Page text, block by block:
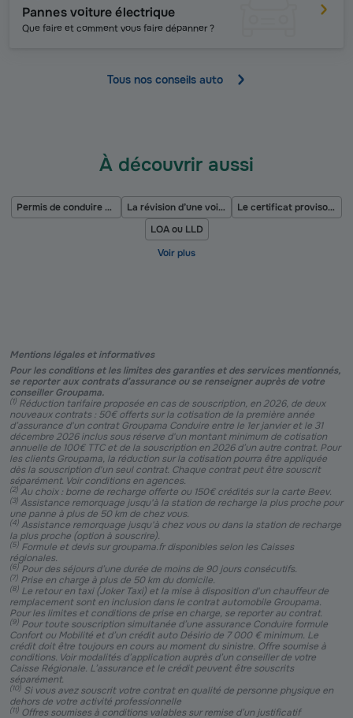
Pannes voiture électrique
Que faire et comment vous faire dépanner ?
Tous nos conseils auto
À découvrir aussi
Permis de conduire perdu La révision d’une voiture
Le certificat provisoire d'immatriculation
LOA ou LLD
Mentions légales et informatives
Pour les conditions et les limites des garanties et des services mentionnés,
se reporter aux contrats d’assurance ou se renseigner auprès de votre
conseiller Groupama.
(1) Réduction tarifaire proposée en cas de souscription, en 2026, de deux
nouveaux contrats : 50€ offerts sur la cotisation de la première année
d’assurance d'un contrat Groupama Conduire entre le 1er janvier et le 31
décembre 2026 inclus sous réserve d'un montant minimum de cotisation
annuelle de 100€ TTC et de la souscription en 2026 d’un autre contrat. Pour
les clients Groupama, la réduction sur la cotisation pourra être appliquée
dès la souscription d'un seul contrat. Chaque contrat peut être souscrit
séparément. Voir conditions en agences.
(2) Au choix : borne de recharge offerte ou 150€ crédités sur la carte Beev.
(3) Assistance remorquage jusqu'à la station de recharge la plus proche pour
une panne à plus de 50 km de chez vous.
(4) Assistance remorquage jusqu'à chez vous ou dans la station de recharge
la plus proche (option à souscrire).
(5) Formule et devis sur groupama.fr disponibles selon les Caisses
régionales.
(6) Pour des séjours d’une durée de moins de 90 jours consécutifs.
(7) Prise en charge à plus de 50 km du domicile.
(8) Le retour en taxi (Joker Taxi) et la mise à disposition d'un chauffeur de
remplacement sont en inclusion dans le contrat automobile Groupama.
Pour les limites et conditions de prise en charge, se reporter au contrat.
(9) Pour toute souscription simultanée d’une assurance Conduire formule
Confort ou Mobilité et d’un crédit auto Désirio de 7 000 € minimum. Le
crédit doit être toujours en cours au moment du sinistre. Offre soumise à
conditions. Voir modalités d’application auprès d’un conseiller de votre
Caisse Régionale. L’assurance et le crédit peuvent être souscrits
séparément.
(10) Si vous avez souscrit votre contrat en qualité de personne physique en
dehors de votre activité professionnelle
(11) Offres soumises à conditions valables sur remise d’un justificatif